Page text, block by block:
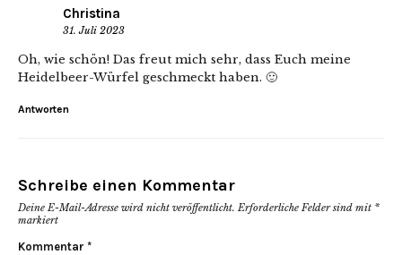
Christina
31. Juli 2023
Oh, wie schön! Das freut mich sehr, dass Euch meine
Heidelbeer-Würfel geschmeckt haben. 🙂
Antworten
Schreibe einen Kommentar
Deine E-Mail-Adresse wird nicht veröffentlicht. Erforderliche Felder sind mit *
markiert
Kommentar *